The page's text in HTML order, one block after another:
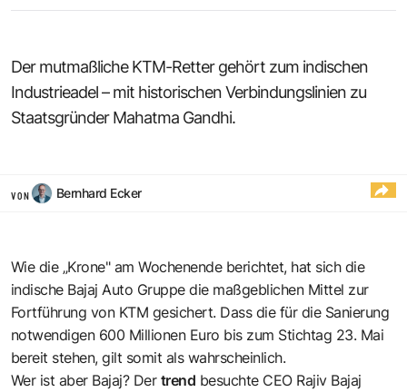
Der mutmaßliche KTM-Retter gehört zum indischen
Industrieadel – mit historischen Verbindungslinien zu
Staatsgründer Mahatma Gandhi.
VON Bernhard Ecker
Wie die „Krone" am Wochenendeberichtet, hat sich die
indische Bajaj Auto Gruppe die maßgeblichen Mittel zur
Fortführung von KTM gesichert. Dass die für die Sanierung
notwendigen 600 Millionen Euro bis zum Stichtag 23. Mai
bereit stehen, gilt somit als wahrscheinlich.
Wer ist aber Bajaj? Der trend besuchte CEO Rajiv Bajaj